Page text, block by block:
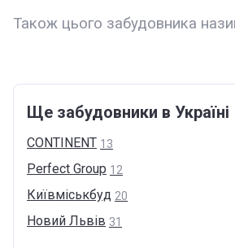
Також цього забудовника
Ще забудовники в Україні
CONTINENT 13
Perfect Group 12
Київміськбуд 20
Новий Львів 31